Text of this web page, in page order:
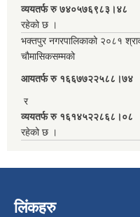
व्ययतर्फ रु ७४०५७६९८३।४८
रहेको छ ।
भक्तपुर नगरपालिकाको २०८१
चौमासिकसम्मको
आयतर्फ रु‌ १६६७७२२५८८।७४
र
व्ययतर्फ रु १६१४५२२८६८।०८
रहेको छ ।
लिंकहरु